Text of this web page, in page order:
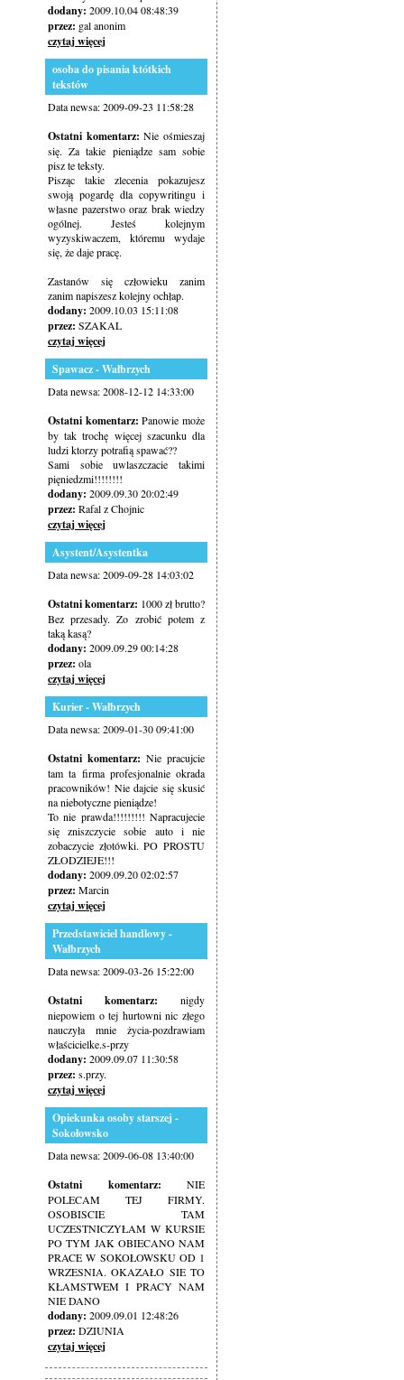
dodany: 2009.10.04 08:48:39
przez: gal anonim
czytaj więcej
osoba do pisania któtkich
tekstów
Data newsa: 2009-09-23 11:58:28
Ostatni komentarz: Nie ośmieszaj
się. Za takie pieniądze sam sobie
pisz te teksty.
Pisząc takie zlecenia pokazujesz
swoją pogardę dla copywritingu i
własne pazerstwo oraz brak wiedzy
ogólnej. Jesteś kolejnym
wyzyskiwaczem, któremu wydaje
się, że daje pracę.
Zastanów się człowieku zanim
zanim napiszesz kolejny ochłap.
dodany: 2009.10.03 15:11:08
przez: SZAKAL
czytaj więcej
Spawacz - Wałbrzych
Data newsa: 2008-12-12 14:33:00
Ostatni komentarz: Panowie może
by tak trochę więcej szacunku dla
ludzi ktorzy potrafią spawać??
Sami sobie uwlaszczacie takimi
pięniedzmi!!!!!!!!
dodany: 2009.09.30 20:02:49
przez: Rafal z Chojnic
czytaj więcej
Asystent/Asystentka
Data newsa: 2009-09-28 14:03:02
Ostatni komentarz: 1000 zł brutto?
Bez przesady. Zo zrobić potem z
taką kasą?
dodany: 2009.09.29 00:14:28
przez: ola
czytaj więcej
Kurier - Wałbrzych
Data newsa: 2009-01-30 09:41:00
Ostatni komentarz: Nie pracujcie
tam ta firma profesjonalnie okrada
pracowników! Nie dajcie się skusić
na niebotyczne pieniądze!
To nie prawda!!!!!!!!! Napracujecie
się zniszczycie sobie auto i nie
zobaczycie złotówki. PO PROSTU
ZŁODZIEJE!!!
dodany: 2009.09.20 02:02:57
przez: Marcin
czytaj więcej
Przedstawiciel handlowy -
Wałbrzych
Data newsa: 2009-03-26 15:22:00
Ostatni komentarz: nigdy
niepowiem o tej hurtowni nic złego
nauczyła mnie życia-pozdrawiam
właścicielke.s-przy
dodany: 2009.09.07 11:30:58
przez: s.przy.
czytaj więcej
Opiekunka osoby starszej -
Sokołowsko
Data newsa: 2009-06-08 13:40:00
Ostatni komentarz: NIE
POLECAM TEJ FIRMY.
OSOBISCIE TAM
UCZESTNICZYŁAM W KURSIE
PO TYM JAK OBIECANO NAM
PRACE W SOKOŁOWSKU OD 1
WRZESNIA. OKAZAŁO SIE TO
KŁAMSTWEM I PRACY NAM
NIE DANO
dodany: 2009.09.01 12:48:26
przez: DZIUNIA
czytaj więcej